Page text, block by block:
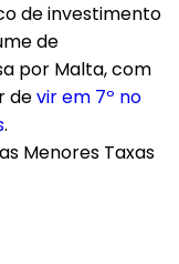
de investimento
de
por Malta, com
devir em 7º no
.
Menores Taxas